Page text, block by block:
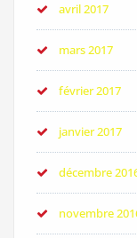
avril 2017
mars 2017
février 2017
janvier 2017
décembre
novembre